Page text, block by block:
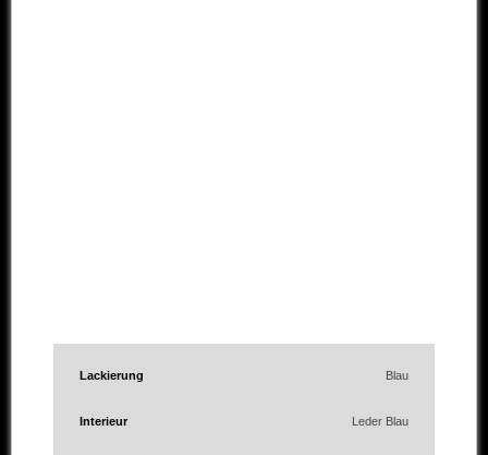
Lackierung Blau
Interieur Leder Blau